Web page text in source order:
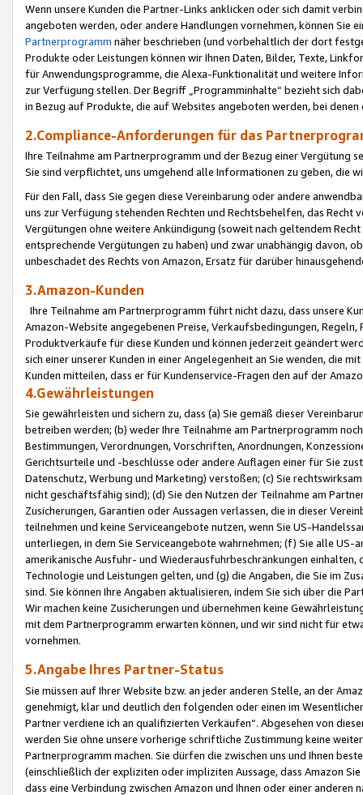
Wenn unsere Kunden die Partner-Links anklicken oder sich damit
angeboten werden, oder andere Handlungen vornehmen, können Sie
Partnerprogramm näher beschrieben (und vorbehaltlich der dort
Produkte oder Leistungen können wir Ihnen Daten, Bilder, Texte,
für Anwendungsprogramme, die Alexa-Funktionalität und weitere
zur Verfügung stellen. Der Begriff „Programminhalte“ bezieht sich
in Bezug auf Produkte, die auf Websites angeboten werden, bei
2.Compliance-Anforderungen für das
Ihre Teilnahme am Partnerprogramm und der Bezug einer Vergütung
Sie sind verpflichtet, uns umgehend alle Informationen zu geben, die
Für den Fall, dass Sie gegen diese Vereinbarung oder andere
uns zur Verfügung stehenden Rechten und Rechtsbehelfen, das
Vergütungen ohne weitere Ankündigung (soweit nach geltendem
entsprechende Vergütungen zu haben) und zwar unabhängig davon,
unbeschadet des Rechts von Amazon, Ersatz für darüber
3.Amazon-Kunden
Ihre Teilnahme am Partnerprogramm führt nicht dazu, dass unsere
Amazon-Website angegebenen Preise, Verkaufsbedingungen,
Produktverkäufe für diese Kunden und können jederzeit geändert
sich einer unserer Kunden in einer Angelegenheit an Sie wenden, die
Kunden mitteilen, dass er für Kundenservice-Fragen den auf der
4.Gewährleistungen
Sie gewährleisten und sichern zu, dass (a) Sie gemäß dieser
betreiben werden; (b) weder Ihre Teilnahme am Partnerprogramm
Bestimmungen, Verordnungen, Vorschriften, Anordnungen,
Gerichtsurteile und -beschlüsse oder andere Auflagen einer für Sie
Datenschutz, Werbung und Marketing) verstoßen; (c) Sie
nicht geschäftsfähig sind); (d) Sie den Nutzen der Teilnahme am
Zusicherungen, Garantien oder Aussagen verlassen, die in dieser
teilnehmen und keine Serviceangebote nutzen, wenn Sie US-
unterliegen, in dem Sie Serviceangebote wahrnehmen; (f) Sie alle
amerikanische Ausfuhr- und Wiederausfuhrbeschränkungen
Technologie und Leistungen gelten, und (g) die Angaben, die Sie im
sind. Sie können Ihre Angaben aktualisieren, indem Sie sich über die
Wir machen keine Zusicherungen und übernehmen keine
mit dem Partnerprogramm erwarten können, und wir sind nicht für
vornehmen.
5.Angabe Ihres Partner-Status
Sie müssen auf Ihrer Website bzw. an jeder anderen Stelle, an der
genehmigt, klar und deutlich den folgenden oder einen im
Partner verdiene ich an qualifizierten Verkäufen“. Abgesehen von
werden Sie ohne unsere vorherige schriftliche Zustimmung keine
Partnerprogramm machen. Sie dürfen die zwischen uns und Ihnen
(einschließlich der expliziten oder impliziten Aussage, dass Amazon
dass eine Verbindung zwischen Amazon und Ihnen oder einer